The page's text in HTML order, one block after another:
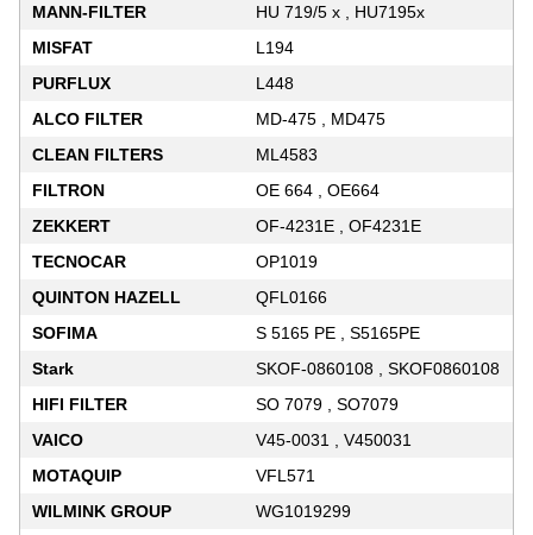
MANN-FILTER
HU 719/5 x , HU7195x
MISFAT
L194
PURFLUX
L448
ALCO FILTER
MD-475 , MD475
CLEAN FILTERS
ML4583
FILTRON
OE 664 , OE664
ZEKKERT
OF-4231E , OF4231E
TECNOCAR
OP1019
QUINTON HAZELL
QFL0166
SOFIMA
S 5165 PE , S5165PE
Stark
SKOF-0860108 , SKOF0860108
HIFI FILTER
SO 7079 , SO7079
VAICO
V45-0031 , V450031
MOTAQUIP
VFL571
WILMINK GROUP
WG1019299